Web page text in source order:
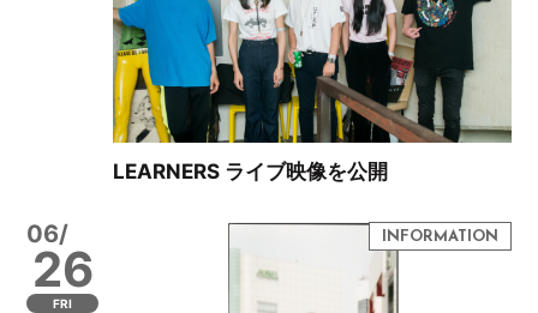
LEARNERS ライブ映像を公開
06/
26
FRI